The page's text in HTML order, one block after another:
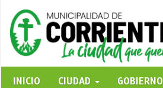
INICIO
CIUDAD GOBIERNO